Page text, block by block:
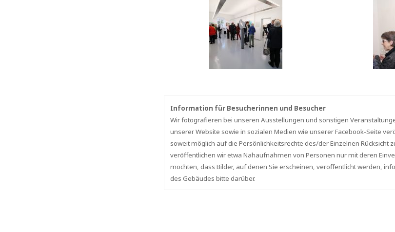
Information für Besucherinnen und Besucher
Wir fotografieren bei unseren Ausstellungen und sonstigen
unserer Website sowie in sozialen Medien wie unserer Facebook-Seite
soweit möglich auf die Persönlichkeitsrechte des/der Einzelnen Rücksicht
veröffentlichen wir etwa Nahaufnahmen von Personen nur mit deren
möchten, dass Bilder, auf denen Sie erscheinen, veröffentlicht werden,
des Gebäudes bitte darüber.